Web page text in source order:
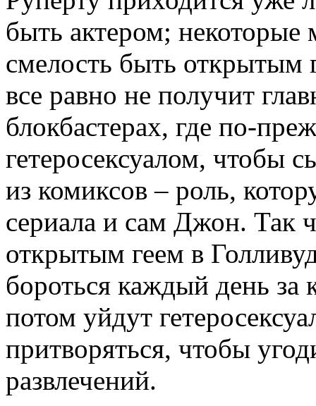
быть актером; некоторые
смелость быть открытым
все равно не получит
блокбастерах, где по-
гетеросексуалом, чтобы
из комиксов – роль,
сериала и сам Джон. Так
открытым геем в
бороться каждый день за
потом уйдут
притворяться, чтобы
развлечений.